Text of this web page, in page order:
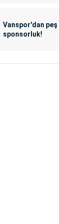
Vanspor'dan peş
sponsorluk!